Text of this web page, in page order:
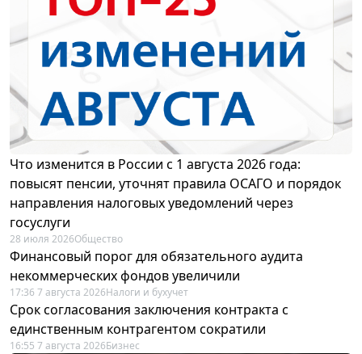
Что изменится в России с 1 августа 2026 года:
повысят пенсии, уточнят правила ОСАГО и порядок
направления налоговых уведомлений через
госуслуги
28 июля 2026Общество
Финансовый порог для обязательного аудита
некоммерческих фондов увеличили
17:36 7 августа 2026Налоги и бухучет
Срок согласования заключения контракта с
единственным контрагентом сократили
16:55 7 августа 2026Бизнес